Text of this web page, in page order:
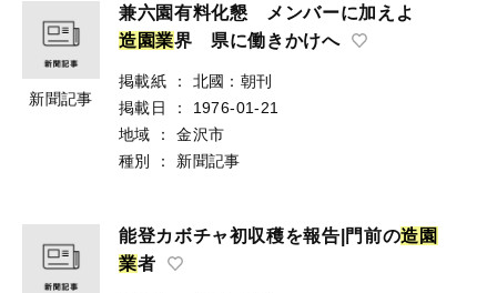
新聞記事
兼六園有料化懇 メンバーに加えよ
造園業界 県に働きかけへ
掲載紙 ：
北國：朝刊
掲載日
：
1976-01-21
地域
：
金沢市
種別
： 新聞記事
能登カボチャ初収穫を報告|門前の造園
業者